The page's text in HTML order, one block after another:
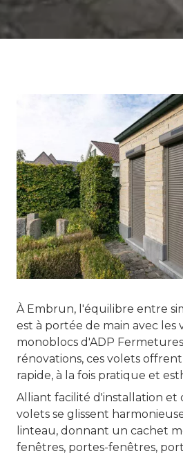
À Embrun, l'équilibre entre
est à portée de main avec les
monoblocs d'ADP
rénovations, ces volets
rapide, à la fois pratique et
Alliant facilité d'installation et
volets se glissent
linteau, donnant un cachet
fenêtres, portes-fenêtres,